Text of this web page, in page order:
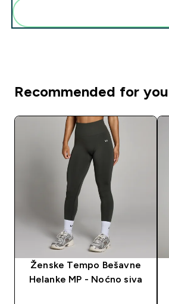
Recommended for you
Ženske Tempo Bešavne
Helanke MP - Noćno siva